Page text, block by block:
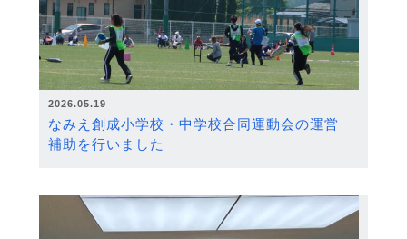
2026.05.19
なみえ創成小学校・中学校合同運動会の運営
補助を行いました